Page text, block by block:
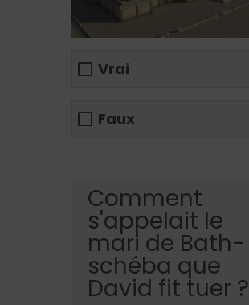
Vrai
Faux
Comment
s'appelait le
mari de Bath-
schéba que
David fit tuer ?